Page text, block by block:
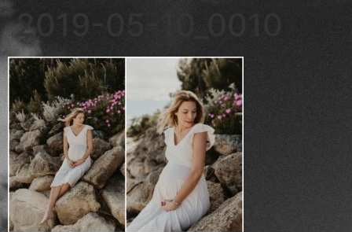
2019-05-10_0010